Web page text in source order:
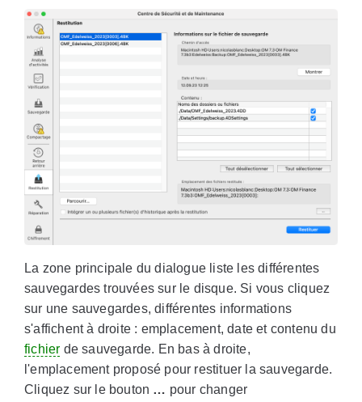
La zone principale du dialogue liste les différentes
sauvegardes trouvées sur le disque. Si vous cliquez
sur une sauvegardes, différentes informations
s'affichent à droite : emplacement, date et contenu du
fichier de sauvegarde. En bas à droite,
l'emplacement proposé pour restituer la sauvegarde.
Cliquez sur le bouton … pour changer